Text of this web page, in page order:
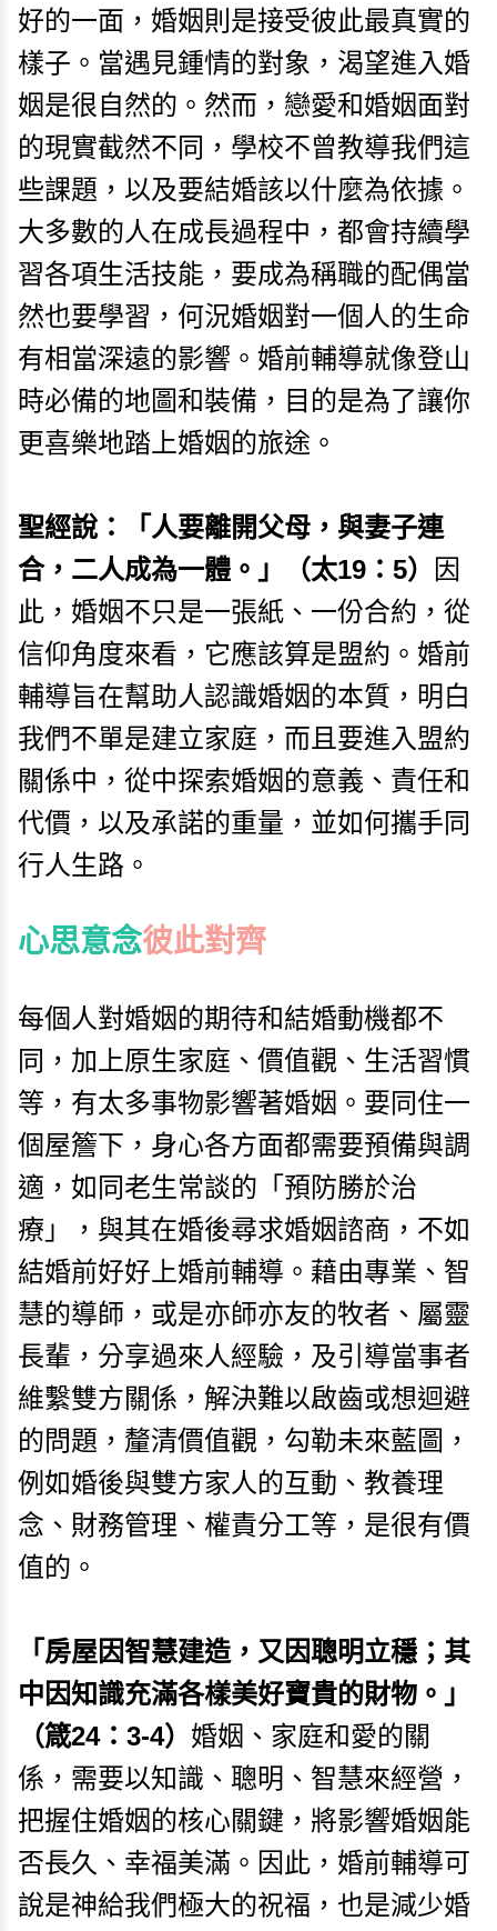
好的一面，婚姻則是接受彼此最真實的
樣子。當遇見鍾情的對象，渴望進入婚
姻是很自然的。然而，戀愛和婚姻面對
的現實截然不同，學校不曾教導我們這
些課題，以及要結婚該以什麼為依據。
大多數的人在成長過程中，都會持續學
習各項生活技能，要成為稱職的配偶當
然也要學習，何況婚姻對一個人的生命
有相當深遠的影響。婚前輔導就像登山
時必備的地圖和裝備，目的是為了讓你
更喜樂地踏上婚姻的旅途。
聖經說：「人要離開父母，與妻子連
合，二人成為一體。」（太19：5）
因
此，婚姻不只是一張紙、一份合約，從
信仰角度來看，它應該算是盟約。婚前
輔導旨在幫助人認識婚姻的本質，明白
我們不單是建立家庭，而且要進入盟約
關係中，從中探索婚姻的意義、責任和
代價，以及承諾的重量，並如何攜手同
行人生路。
心思意念彼此對齊
每個人對婚姻的期待和結婚動機都不
同，加上原生家庭、價值觀、生活習慣
等，有太多事物影響著婚姻。要同住一
個屋簷下，身心各方面都需要預備與調
適，如同老生常談的「預防勝於治
療」，與其在婚後尋求婚姻諮商，不如
結婚前好好上婚前輔導。藉由專業、智
慧的導師，或是亦師亦友的牧者、屬靈
長輩，分享過來人經驗，及引導當事者
維繫雙方關係，解決難以啟齒或想迴避
的問題，釐清價值觀，勾勒未來藍圖，
例如婚後與雙方家人的互動、教養理
念、財務管理、權責分工等，是很有價
值的。
「房屋因智慧建造，又因聰明立穩；其
中因知識充滿各樣美好寶貴的財物。」
（箴24：3-4） 婚姻、家庭和愛的關
係，需要以知識、聰明、智慧來經營，
把握住婚姻的核心關鍵，將影響婚姻能
否長久、幸福美滿。因此，婚前輔導可
說是神給我們極大的祝福，也是減少婚